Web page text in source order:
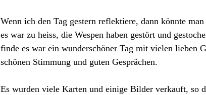
Wenn ich den Tag gestern reflektiere, dann könnte
es war zu heiss, die Wespen haben gestört und
finde es war ein wunderschöner Tag mit vielen lieben
schönen Stimmung und guten Gesprächen.
Es wurden viele Karten und einige Bilder verkauft, so